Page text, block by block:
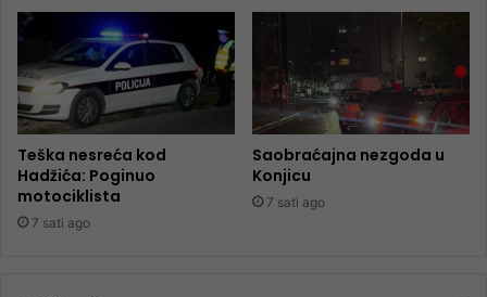
Teška nesreća kod
Hadžića: Poginuo
motociklista
7 sati ago
Saobraćajna nezgoda u
Konjicu
7 sati ago